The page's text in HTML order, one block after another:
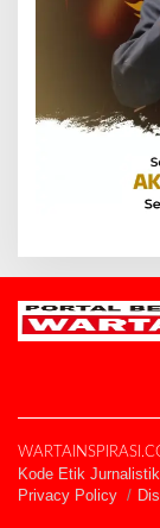
Kode Etik Jurnalistik
Privacy Policy